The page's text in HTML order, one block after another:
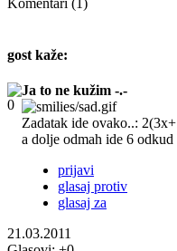
gost kaže:
Ja to ne kužim -.-
Zadatak ide ovako..:
a dolje odmah ide 6
prijavi
glasaj protiv
glasaj za
21.03.2011